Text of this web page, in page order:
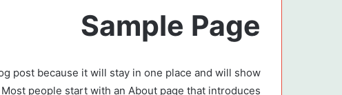
Sample Page
post because it will stay in one place and will show
people start with an About page that introduces